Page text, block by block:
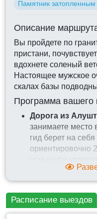
Памятник затопленным
Описание
Вы пройдете по
пристани,
вдохнете соленый
Настоящее мужское
скалах базы
Программа вашего
Дорога из
занимаете место
гид берет на
ориентировочно
Предусмотрена
Музейный
Батарея":
защитникам
Центр
Расписание выездов